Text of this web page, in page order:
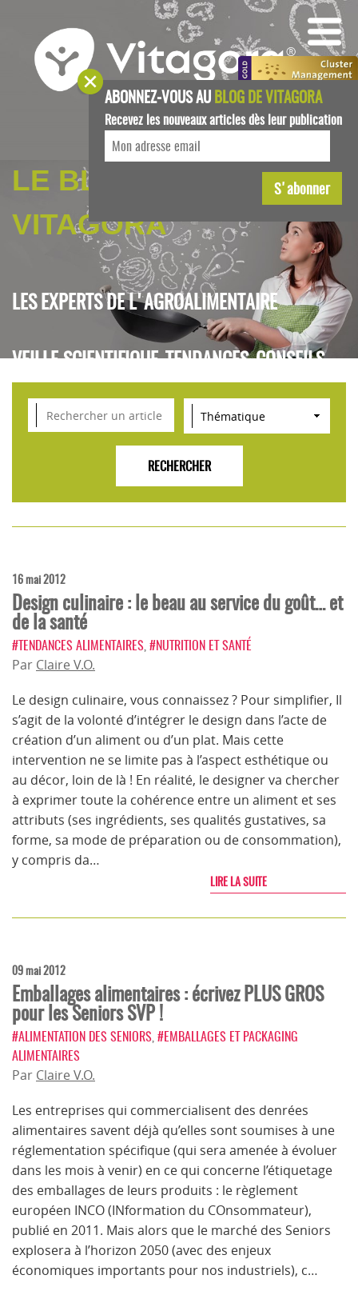
LE BLOG DE
VITAGORA
LES EXPERTS DE L'AGROALIMENTAIRE
VEILLE SCIENTIFIQUE, TENDANCES, CONSEILS
POUR L'INNOVATION AGROALIMENTAIRE
16 mai 2012
Design culinaire : le beau au service du goût… et
de la santé
#TENDANCES ALIMENTAIRES #NUTRITION ET SANTÉ
Par Claire V.O.
Le design culinaire, vous connaissez ? Pour simplifier, Il
s’agit de la volonté d’intégrer le design dans l’acte de
création d’un aliment ou d’un plat. Mais cette
intervention ne se limite pas à l’aspect esthétique ou
au décor, loin de là ! En réalité, le designer va chercher
à exprimer toute la cohérence entre un aliment et ses
attributs (ses ingrédients, ses qualités gustatives, sa
forme, sa mode de préparation ou de consommation),
y compris da…
LIRE LA SUITE
09 mai 2012
Emballages alimentaires : écrivez PLUS GROS
pour les Seniors SVP !
#ALIMENTATION DES SENIORS #EMBALLAGES ET PACKAGING
ALIMENTAIRES
Par Claire V.O.
Les entreprises qui commercialisent des denrées
alimentaires savent déjà qu’elles sont soumises à une
réglementation spécifique (qui sera amenée à évoluer
dans les mois à venir) en ce qui concerne l’étiquetage
des emballages de leurs produits : le règlement
européen INCO (INformation du COnsommateur),
publié en 2011. Mais alors que le marché des Seniors
explosera à l’horizon 2050 (avec des enjeux
économiques importants pour nos industriels), c…
ABONNEZ-VOUS AUBLOG DE VITAGORA
Recevez les nouveaux articles dès leur publication